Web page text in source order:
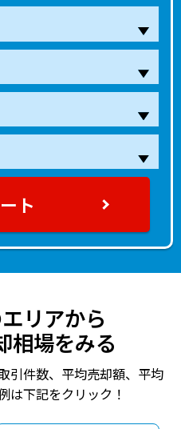
ト
リアから
相場をみる
引件数、平均売却額、平均
は下記をクリック！